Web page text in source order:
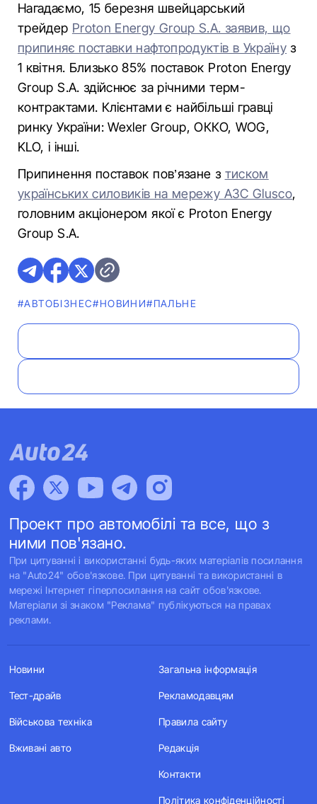
Нагадаємо, 15 березня швейцарський
трейдер Proton Energy Group S.A. заявив, що
припиняє поставки нафтопродуктів в Україну з
1 квітня. Близько 85% поставок Proton Energy
Group S.A. здійснює за річними терм-
контрактами. Клієнтами є найбільші гравці
ринку України: Wexler Group, ОККО, WOG,
KLO, і інші.
Припинення поставок пов’язане з тиском
українських силовиків на мережу АЗС Glusco,
головним акціонером якої є Proton Energy
Group S.A.
#АВТОБІЗНЕС#НОВИНИ#ПАЛЬНЕ
Проект про автомобілі та все, що з
ними пов'язано.
При цитуванні і використанні будь-яких матеріалів посилання
на "Auto24" обов'язкове. При цитуванні та використанні в
мережі Інтернет гіперпосилання на сайт обов'язкове.
Матеріали зі знаком "Реклама" публікуються на правах
реклами.
Новини
Тест-драйв
Військова техніка
Вживані авто
Загальна інформація
Рекламодавцям
Правила сайту
Редакція
Контакти
Політика конфіденційності